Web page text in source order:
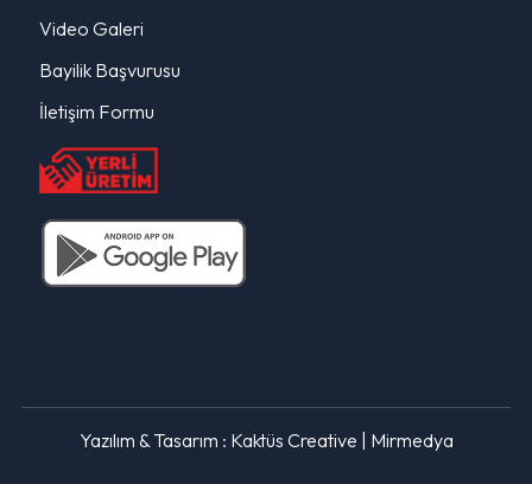
Video Galeri
Bayilik Başvurusu
İletişim Formu
Yazılım & Tasarım : Kaktüs Creative Mirmedya